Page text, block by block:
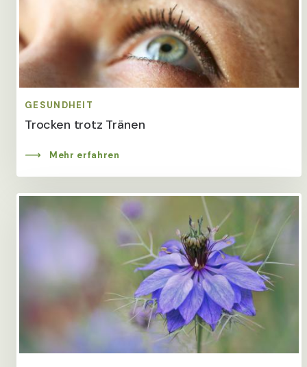
GESUNDHEIT
Trocken trotz Tränen
Mehr erfahren